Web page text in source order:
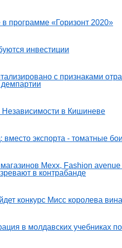
программе «Горизонт 2020»
инвестиции
с признаками
демпартии
в Кишиневе
экспорта - томатные
Mexx, Fashion avenue
в контрабанде
конкурс Мисс королева вина
в молдавских учебниках